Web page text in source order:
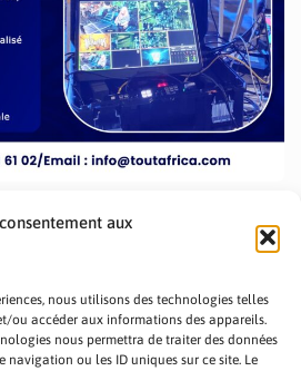
aux
nous utilisons des technologies telles
ou accéder aux informations des appareils.
nous permettra de traiter des données
ou les ID uniques sur ce site. Le